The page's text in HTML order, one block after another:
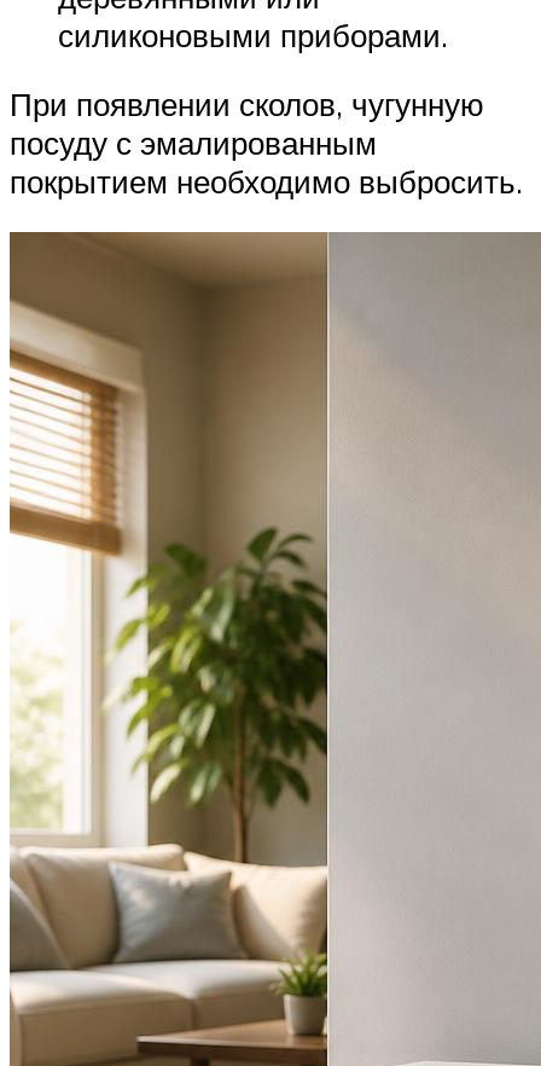
силиконовыми приборами.
При появлении сколов, чугунную
посуду с эмалированным
покрытием необходимо выбросить.